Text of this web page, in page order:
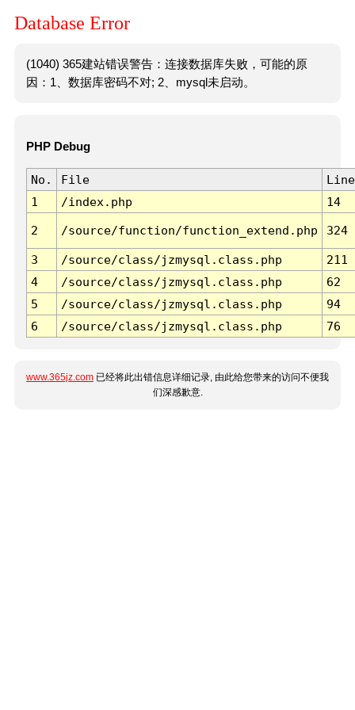
Database Error
(1040) 365建站错误警告：连接数据库失败，可能的原
因：1、数据库密码不对; 2、mysql未启动。
PHP Debug
No. File
Line
1
/index.php 14
2 /source/function/function_extend.php 324
3 /source/class/jzmysql.class.php
211
4
/source/class/jzmysql.class.php
62
5
/source/class/jzmysql.class.php
94
6
/source/class/jzmysql.class.php 76
www.365jz.com 已经将此出错信息详细记录, 由此给您带来的访问不便我
们深感歉意.